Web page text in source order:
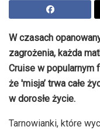
W czasach
zagrożenia, każda
Cruise w popularnym
że 'misja’ trwa całe
w dorosłe życie.
Tarnowianki, które